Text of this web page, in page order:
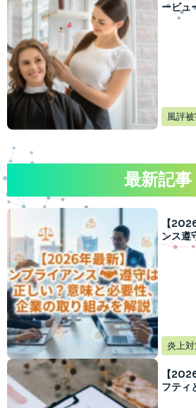
ービュ
成功
風評
最新記事
【
ンス遵
性、企
炎上
【
フティ